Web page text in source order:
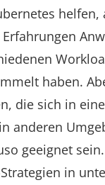
helfen,
haben.
die sich in
anderen
geeignet
in